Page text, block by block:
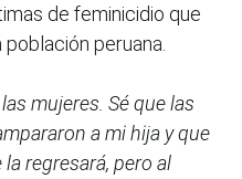
de feminicidio que
peruana.
mujeres. Sé que las
a mi hija y que
regresará, pero al